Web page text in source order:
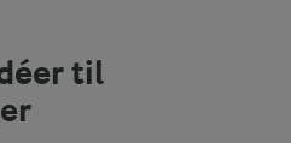
til